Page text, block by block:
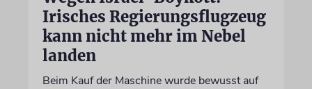
Irisches Regierungsflugzeug
kann nicht mehr im Nebel
landen
Beim Kauf der Maschine wurde bewusst auf